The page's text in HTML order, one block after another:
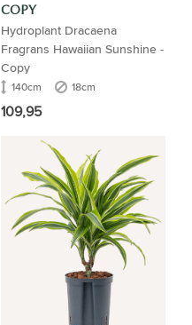
COPY
Hydroplant Dracaena
Fragrans Hawaiian Sunshine -
Copy
140cm 18cm
109,95